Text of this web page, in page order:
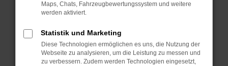
anderen Browser oder in einem privaten
Fenster?
Starte dein Gerät neu.
Das kann manchmal helfen,
vorübergehende Probleme zu beheben.
Maps, Chats, Fahrzeugbewertungssystem und weitere
werden aktiviert.
Statistik und Marketing
Diese Technologien ermöglichen es uns, die Nutzung der
Webseite zu analysieren, um die Leistung zu messen und
zu verbessern. Zudem werden Technologien eingesetzt,